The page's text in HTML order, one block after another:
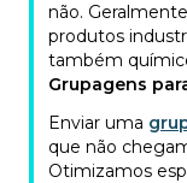
não.
produtos
também
Grupagens
Enviar uma
que não
Otimizamos